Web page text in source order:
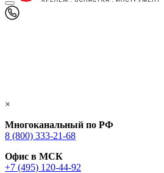
×
Многоканальный по РФ
8 (800) 333‑21-68
Офис в МСК
+7 (495) 120-44-92